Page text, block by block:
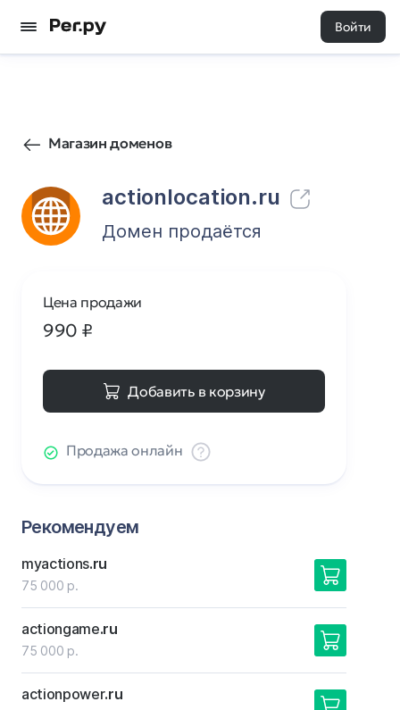
Войти
Магазин доменов
actionlocation.ru
1 0
Домен продаётся
Цена продажи
990 ₽
Добавить в корзину
Продажа онлайн
Рекомендуем
myactions.ru
75 000 р.
actiongame.ru
75 000 р.
actionpower.ru